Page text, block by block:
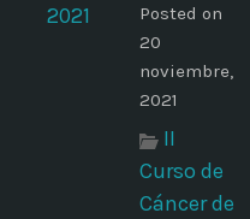
Posted on
20
noviembre,
2021
II
Curso de
Cáncer de